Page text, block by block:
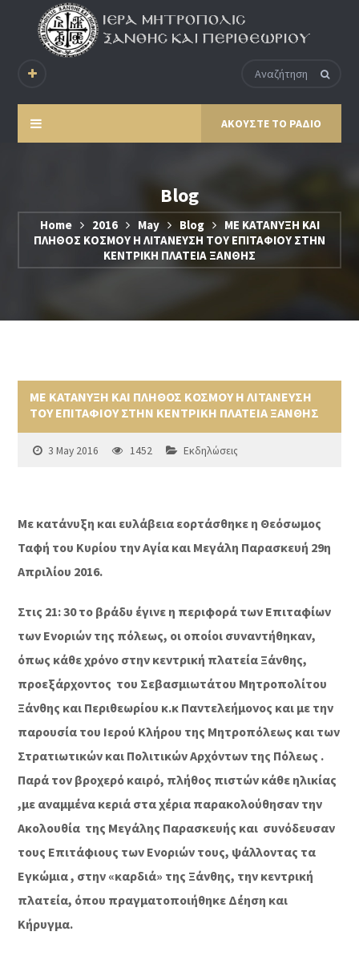
ΑΚΟΥΣΤΕ ΤΟ ΡΑΔΙΟ
Blog
Home 2016 May Blog
ΜΕ ΚΑΤΑΝΥΞΗ ΚΑΙ
ΠΛΗΘΟΣ ΚΟΣΜΟΥ Η ΛΙΤΑΝΕΥΣΗ ΤΟΥ ΕΠΙΤΑΦΙΟΥ ΣΤΗΝ
ΚΕΝΤΡΙΚΗ ΠΛΑΤΕΙΑ ΞΑΝΘΗΣ
ΜΕ ΚΑΤΑΝΥΞΗ ΚΑΙ ΠΛΗΘΟΣ ΚΟΣΜΟΥ Η ΛΙΤΑΝΕΥΣΗ
ΤΟΥ ΕΠΙΤΑΦΙΟΥ ΣΤΗΝ ΚΕΝΤΡΙΚΗ ΠΛΑΤΕΙΑ ΞΑΝΘΗΣ
3 May 2016 1452 Εκδηλώσεις
Με κατάνυξη και ευλάβεια εορτάσθηκε η Θεόσωμος
Ταφή του Κυρίου την Αγία και Μεγάλη Παρασκευή 29η
Απριλίου 2016.
Στις 21: 30 το βράδυ έγινε η περιφορά των Επιταφίων
των Ενοριών της πόλεως, οι οποίοι συναντήθηκαν,
όπως κάθε χρόνο στην κεντρική πλατεία Ξάνθης,
προεξάρχοντος του Σεβασμιωτάτου Μητροπολίτου
Ξάνθης και Περιθεωρίου κ.κ Παντελεήμονος και με την
παρουσία του Ιερού Κλήρου της Μητροπόλεως και των
Στρατιωτικών και Πολιτικών Αρχόντων της Πόλεως .
Παρά τον βροχερό καιρό, πλήθος πιστών κάθε ηλικίας
,με αναμμένα κεριά στα χέρια παρακολούθησαν την
Ακολουθία της Μεγάλης Παρασκευής και συνόδευσαν
τους Επιτάφιους των Ενοριών τους, ψάλλοντας τα
Εγκώμια , στην «καρδιά» της Ξάνθης, την κεντρική
πλατεία, όπου πραγματοποιήθηκε Δέηση και
Κήρυγμα.